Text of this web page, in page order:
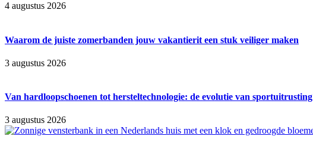
4 augustus 2026
Waarom de juiste zomerbanden jouw vakantierit een stuk veiliger maken
3 augustus 2026
Van hardloopschoenen tot hersteltechnologie: de evolutie van sportuitrusting
3 augustus 2026